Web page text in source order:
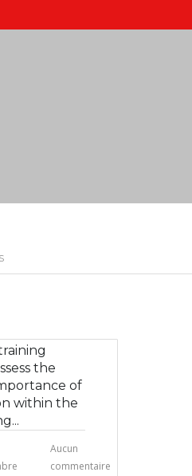
the
of
within the
Aucun
commentaire